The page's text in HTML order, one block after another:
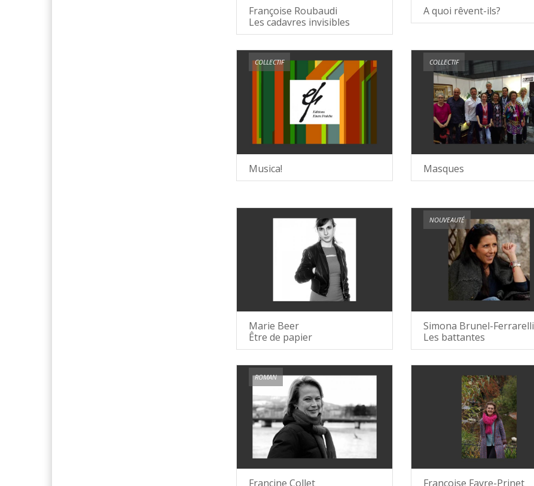
Françoise Roubaudi
Les cadavres invisibles
A quoi rêvent-ils?
COLLECTIF
Musica!
COLLECTIF
Masques
Marie Beer
Être de papier
NOUVEAUTÉ
Simona Brunel-Ferrarelli
Les battantes
ROMAN
Francine Collet Françoise Favre-Prinet